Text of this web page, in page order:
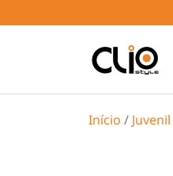
Início / Juvenil